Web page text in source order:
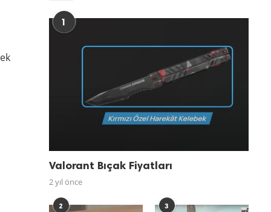
1
Valorant Bıçak Fiyatları
2 yıl önce
2 3